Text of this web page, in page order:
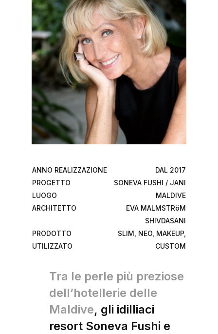
ANNO REALIZZAZIONE
DAL 2017
PROGETTO
SONEVA FUSHI / JANI
LUOGO
MALDIVE
ARCHITETTO
EVA MALMSTRöM
SHIVDASANI
PRODOTTO
UTILIZZATO
SLIM, NEO, MAKEUP,
CUSTOM
Tra le perle più preziose
dell’hotellerie delle
Maldive, gli idilliaci
resort Soneva Fushi e